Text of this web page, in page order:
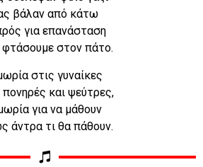
βάλαν από κάτω
για επανάσταση
φτάσουμε στον πάτο.
στις γυναίκες
πονηρές και ψεύτρες,
για να μάθουν
άντρα τι θα πάθουν.